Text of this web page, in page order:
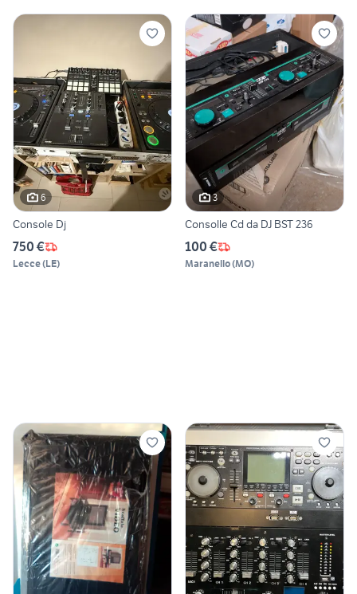
6
Console Dj
750 €
Lecce(LE)
3
Consolle Cd da DJ BST 236
100 €
Maranello(MO)